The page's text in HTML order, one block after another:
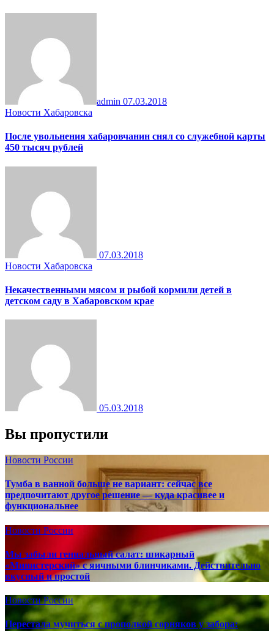
admin 07.03.2018
Новости Хабаровска
После увольнения хабаровчанин снял со служебной карты
450 тысяч рублей
07.03.2018
Новости Хабаровска
Некачественными мясом и рыбой кормили детей в
детском саду в Хабаровском крае
05.03.2018
Вы пропустили
Новости России
Тумба в ванной больше не вариант: сейчас все
предпочитают другое решение — куда красивее и
функциональнее
Новости России
Мы забыли гениальный салат: шикарный
«Министерский» с яичными блинчиками. Действительно
вкусный и простой
Новости России
Перестала мучиться с прополкой сорняков у забора: